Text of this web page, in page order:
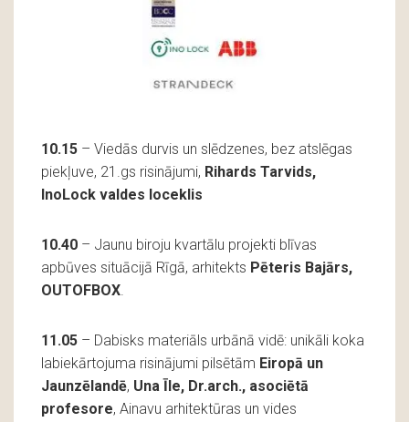
10.15 – Viedās durvis un slēdzenes, bez atslēgas
piekļuve, 21.gs risinājumi, Rihards Tarvids,
InoLock valdes loceklis
10.40 – Jaunu biroju kvartālu projekti blīvas
apbūves situācijā Rīgā, arhitekts Pēteris Bajārs,
OUTOFBOX.
11.05 – Dabisks materiāls urbānā vidē: unikāli koka
labiekārtojuma risinājumi pilsētām Eiropā un
Jaunzēlandē, Una Īle, Dr.arch., asociētā
profesore, Ainavu arhitektūras un vides